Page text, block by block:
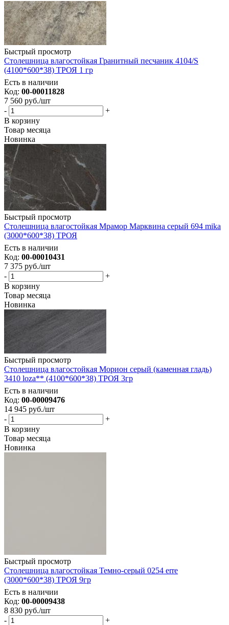
Быстрый просмотр
Столешница влагостойкая Гранитный песчаник 4104/S
(4100*600*38) ТРОЯ 1 гр
Есть в наличии
Код: 00-00011828
7 560 руб./шт
-
+
В корзину
Товар месяца
Новинка
Быстрый просмотр
Столешница влагостойкая Мрамор Марквина серый 694 mika
(3000*600*38) ТРОЯ
Есть в наличии
Код: 00-00010431
7 375 руб./шт
-
+
В корзину
Товар месяца
Новинка
Быстрый просмотр
Столешница влагостойкая Морион серый (каменная гладь)
3410 loza** (4100*600*38) ТРОЯ 3гр
Есть в наличии
Код: 00-00009476
14 945 руб./шт
-
+
В корзину
Товар месяца
Новинка
Быстрый просмотр
Столешница влагостойкая Темно-серый 0254 erre
(3000*600*38) ТРОЯ 9гр
Есть в наличии
Код: 00-00009438
8 830 руб./шт
-
+